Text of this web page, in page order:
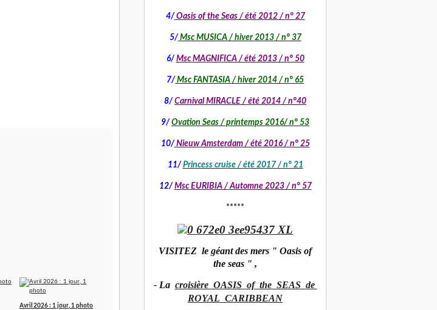
Avril 2026 : 1 jour, 1 photo
4/ Oasis of the Seas / été 2012 / n° 27
5/Msc MUSICA / hiver 2013 / n° 37
6/ Msc MAGNIFICA / été 2013 / n° 50
7/ Msc FANTASIA / hiver 2014 / n° 65
8/ Carnival MIRACLE / été 2014 / n°40
9/ Ovation Seas / printemps 2016/ n° 53
10/Nieuw Amsterdam / été 2016 / n° 25
11/ Princess cruise / été 2017 / n° 21
12/ Msc EURIBIA / Automne 2023 / n° 57
*****
VISITEZ le géant des mers " Oasis of
the seas " ,
- La croisière OASIS of the SEAS de
ROYAL CARIBBEAN